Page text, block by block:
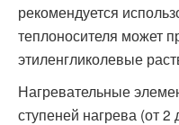
рекомендуется
теплоносителя может
этиленгликолевые
Нагревательные
ступеней нагрева (от